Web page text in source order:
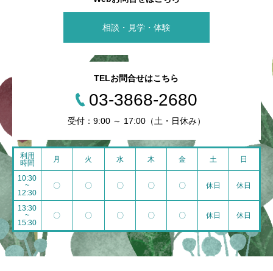
相談・見学・体験
TELお問合せはこちら
03-3868-2680
受付：9:00 ～ 17:00（土・日休み）
利用
時間
月 火 水 木 金 土 日
10:30
~
12:30
〇 〇 〇 〇 〇 休日 休日
13:30
~
15:30
〇 〇 〇 〇 〇 休日 休日